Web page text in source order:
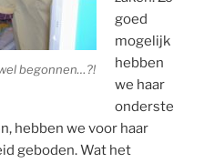
begonnen…?!
goed
mogelijk
hebben
we haar
onderste
hebben we voor haar
geboden. Wat het